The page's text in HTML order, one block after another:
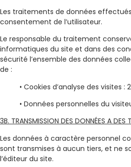
Les traitements de données
consentement de l’utilisateur.
Le responsable du traitement
informatiques du site et dans des
sécurité l’ensemble des données
de :
• Cookies d’analyse des visites :
• Données personnelles du
3B. TRANSMISSION DES DONNÉES A DES
Les données à caractère personnel
sont transmises à aucun tiers, et ne
l’éditeur du site.